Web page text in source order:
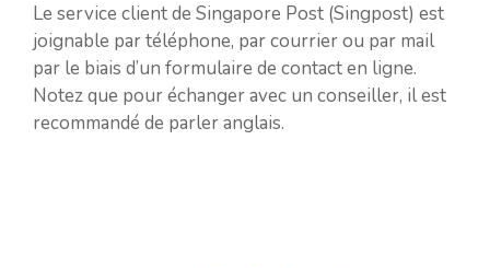
Le service client de Singapore Post (Singpost) est
joignable par téléphone, par courrier ou par mail
par le biais d’un formulaire de contact en ligne.
Notez que pour échanger avec un conseiller, il est
recommandé de parler anglais.